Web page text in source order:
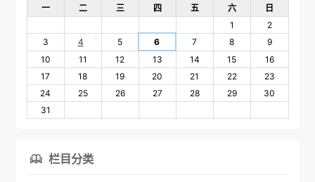
一
二 三 四 五 六
日
1
2
3
4 1 5 6 7 8
9
10
11 12 13 14 15
16
17
18 19 20 21 22
23
24
25 26 27 28 29
30
31
 栏目分类